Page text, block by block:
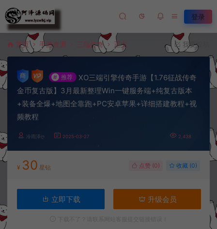
登录
首页 手游资源 三端传奇 正文 我要投稿
# 推荐
XO三端引擎传奇手游【1.76征战传奇
金币复古版】3月最新整理Win一键服务端+纯复古版本
+装备全爆+地图全靠跑+PC安卓苹果+详细搭建教程+视
频教程
冷雨泽ღ 2025-03-27 2,438
¥ 30 星钻 点赞 (0) 收藏 (0)
立即下载 升级会员